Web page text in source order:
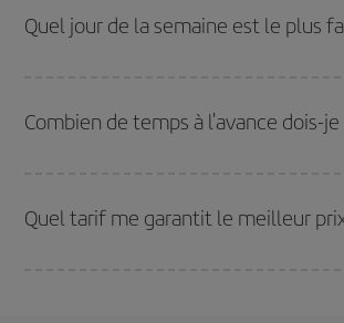
et des vacances scolaires sont en haute saison.
pourrez bénéficier des meilleurs prix.
Quel jour de la semaine est le plus
vous réservez vos billets, plus vous bénéficiez
choisir le prix le plus économique.
Combien de temps à l'avance dois-
plus économiques (touristiques). Par
Quel tarif me garantit le meilleur